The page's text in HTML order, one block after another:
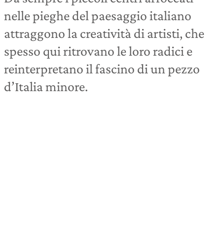
nelle pieghe del paesaggio italiano
attraggono la creatività di artisti, che
spesso qui ritrovano le loro radici e
reinterpretano il fascino di un pezzo
d’Italia minore.